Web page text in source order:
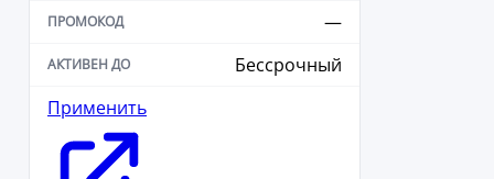
—
Бессрочный
Применить